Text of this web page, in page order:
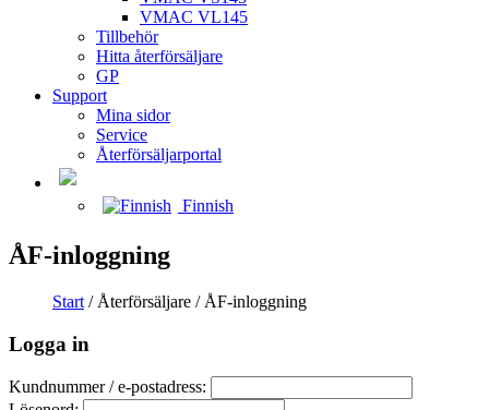
VMAC VL145
Tillbehör
Hitta återförsäljare
GP
Support
Mina sidor
Service
Återförsäljarportal
Finnish
ÅF-inloggning
Start / Återförsäljare / ÅF-inloggning
Logga in
Kundnummer / e-postadress: